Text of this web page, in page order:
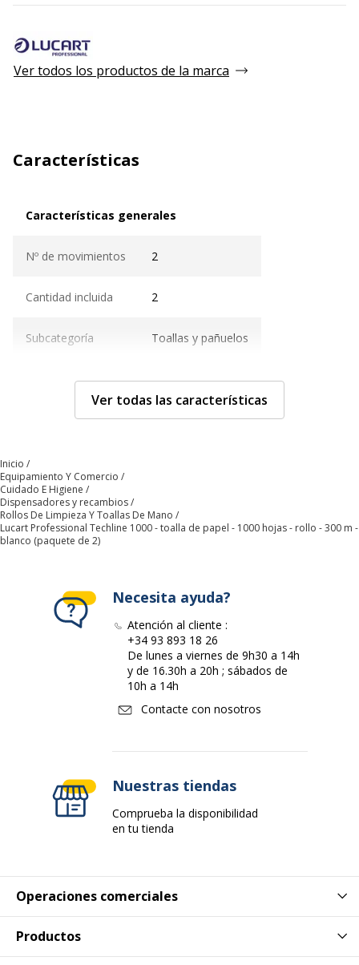
Ver todos los productos de la marca
Características
Características generales
Nº de movimientos 2
Cantidad incluida 2
Subcategoría Toallas y pañuelos
Tipo de plegado Rollo
Tipo de producto Toalla de papel
Características técnicas
Color
Peso del papel
Material del producto Papel reciclado
Nº de hojas 1000.0000
Características ambientales
Características ambientales
Sí
Datos de identificación
Código de barras
maestro
3700008503493,2012346012713
Referencia del
fabricante
394019-1item
Dimensiones y peso
Ver todas las características
Inicio
Equipamiento Y Comercio
Cuidado E Higiene
Dispensadores y recambios
Rollos De Limpieza Y Toallas De Mano
Lucart Professional Techline 1000 - toalla de papel - 1000 hojas - rollo - 300 m -
blanco (paquete de 2)
Operaciones comerciales
Productos
Necesita ayuda?
Atención al cliente :
+34 93 893 18 26
De lunes a viernes de 9h30 a 14h
y de 16.30h a 20h ; sábados de
10h a 14h
Contacte con nosotros
Nuestras tiendas
Comprueba la disponibilidad
en tu tienda